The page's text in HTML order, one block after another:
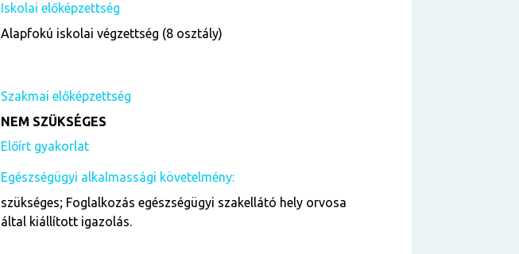
Iskolai előképzettség
Alapfokú iskolai végzettség (8 osztály)
Szakmai előképzettség
NEM SZÜKSÉGES
Előírt gyakorlat
Egészségügyi alkalmassági követelmény:
szükséges; Foglalkozás egészségügyi szakellátó hely orvosa
által kiállított igazolás.